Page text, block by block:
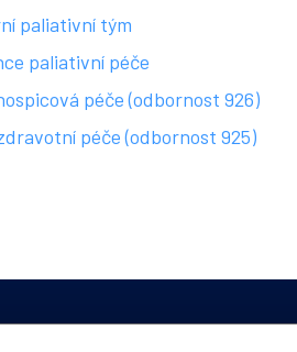
paliativní tým
paliativní péče
péče (odbornost 926)
péče (odbornost 925)